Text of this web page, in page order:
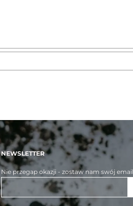
NEWSLETTER
Nie przegap okazji - zostaw nam swój